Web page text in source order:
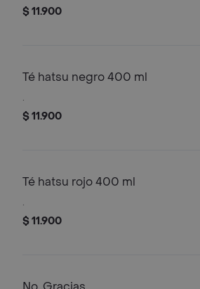
$ 11.900
Té hatsu negro 400 ml
.
$ 11.900
Té hatsu rojo 400 ml
.
$ 11.900